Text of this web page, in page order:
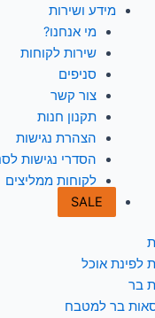
מידע ושירות
מי אנחנו?
שירות לקוחות
סניפים
צור קשר
תקנון חנות
הצהרת נגישות
הסדרי נגישות
לקוחות ממליצים
SALE
לפינת אוכל
בר
בר למטבח